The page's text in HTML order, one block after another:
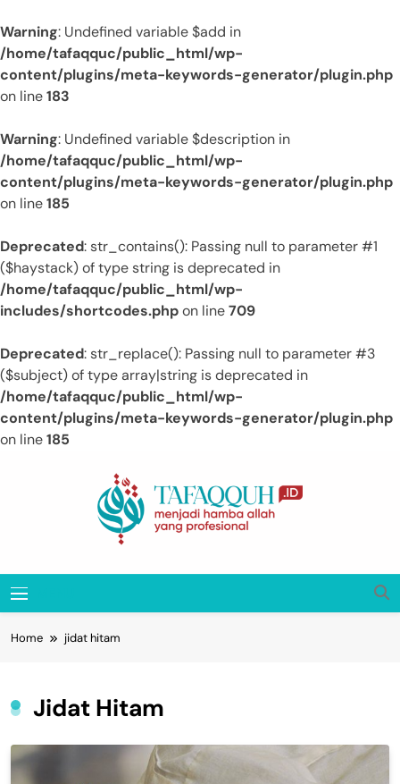
Warning: Undefined variable $add in
/home/tafaqquc/public_html/wp-
content/plugins/meta-keywords-generator/plugin.php
on line183
Warning: Undefined variable $description in
/home/tafaqquc/public_html/wp-
content/plugins/meta-keywords-generator/plugin.php
on line185
Deprecated: str_contains(): Passing null to parameter #1
($haystack) of type string is deprecated in
/home/tafaqquc/public_html/wp-
includes/shortcodes.phpon line709
Deprecated: str_replace(): Passing null to parameter #3
($subject) of type array|string is deprecated in
/home/tafaqquc/public_html/wp-
content/plugins/meta-keywords-generator/plugin.php
on line185
Tafaqquh.ID
Home jidat hitam
Jidat Hitam